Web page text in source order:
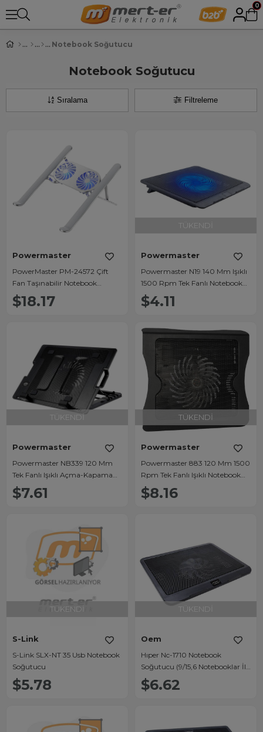
0
Notebook Soğutucu
Notebook Soğutucu
Filtreleme
Sıralama
Powermaster
PowerMaster PM-24572 Çift
Fan Taşınabilir Notebook
Laptop Soğutucu Stand
$18.17
TÜKENDI
Powermaster
Powermaster N19 140 Mm Işıklı
1500 Rpm Tek Fanlı Notebook
Soğutucu
$4.11
TÜKENDI
Powermaster
Powermaster NB339 120 Mm
Tek Fanlı Işıklı Açma-Kapama
Tuşlu Notebook Soğutucu
$7.61
TÜKENDI
Powermaster
Powermaster 883 120 Mm 1500
Rpm Tek Fanlı Işıklı Notebook
Soğutucu
$8.16
TÜKENDI
S-Link
S-Link SLX-NT 35 Usb Notebook
Soğutucu
$5.78
TÜKENDI
Oem
Hıper Nc-1710 Notebook
Soğutucu (9/15,6 Notebooklar İle
Uyumlu)
$6.62